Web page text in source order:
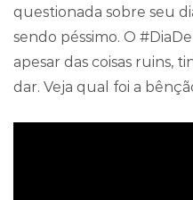
questionada sobre seu
sendo péssimo. O
apesar das coisas ruins,
dar. Veja qual foi a